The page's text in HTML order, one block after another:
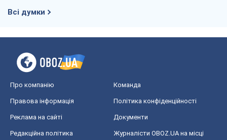
Всі думки
Про компанію Команда
Правова інформація Політика конфіденційності
Реклама на сайті Документи
Редакційна політика
Журналісти OBOZ.UA на місці